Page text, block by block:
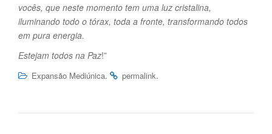
vocês, que neste momento tem uma luz cristalina,
iluminando todo o tórax, toda a fronte, transformando todos
em pura energia.
Estejam todos na Paz!”
Expansão Mediúnica. permalink.